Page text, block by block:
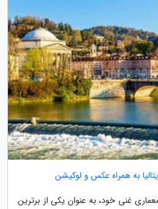
به همراه عکس و لوکیشن
غنی خود، به عنوان یکی از برترین